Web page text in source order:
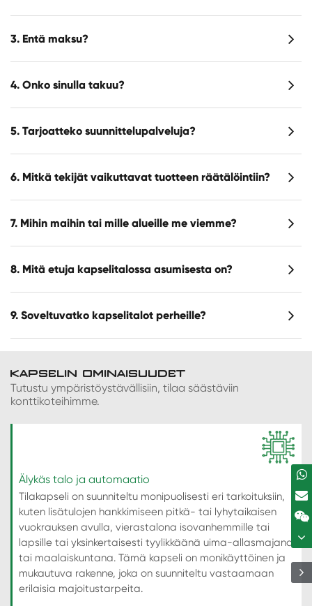
3. Entä maksu?
4. Onko sinulla takuu?
5. Tarjoatteko suunnittelupalveluja?
6. Mitkä tekijät vaikuttavat tuotteen räätälöintiin?
7. Mihin maihin tai mille alueille me viemme?
8. Mitä etuja kapselitalossa asumisesta on?
9. Soveltuvatko kapselitalot perheille?
KAPSELIN OMINAISUUDET
Tutustu ympäristöystävällisiin, tilaa säästäviin
konttikoteihimme.
Älykäs talo ja automaatio
Tilakapseli on suunniteltu monipuolisesti eri tarkoituksiin,
kuten lisätulojen hankkimiseen pitkä- tai lyhytaikaisen
vuokrauksen avulla, vierastalona isovanhemmille tai
lapsille tai yksinkertaisesti tyylikkäänä uima-allasmajana
tai maalaiskuntana. Tämä kapseli on monikäyttöinen ja
mukautuva rakenne, joka on suunniteltu vastaamaan
erilaisia majoitustarpeita.